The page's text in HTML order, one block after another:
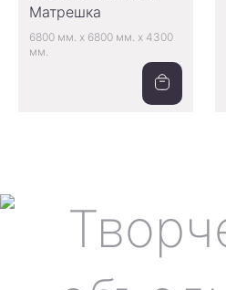
Матрешка
6800 мм. x 6800 мм. x 4300
мм.